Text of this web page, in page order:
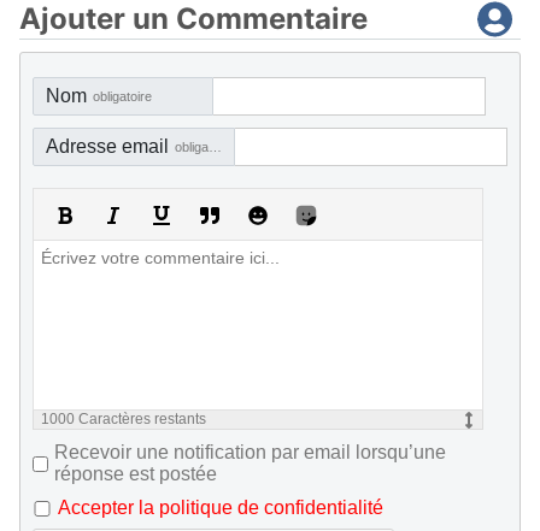
Ajouter un Commentaire
Nom obligatoire
Adresse email
1000 Caractères restants
Recevoir une notification par email lorsqu’une
réponse est postée
Accepter la politique de confidentialité